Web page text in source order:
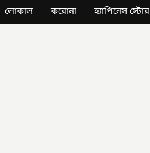
লোকাল করোনা হ্যাপিনেস স্টোর